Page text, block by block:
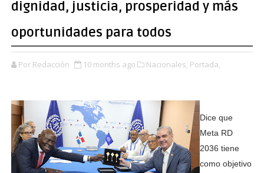
dignidad, justicia, prosperidad y más
oportunidades para todos
Por Redacción 10 months ago Nacionales, Portada,
Dice que
Meta RD
2036 tiene
como objetivo